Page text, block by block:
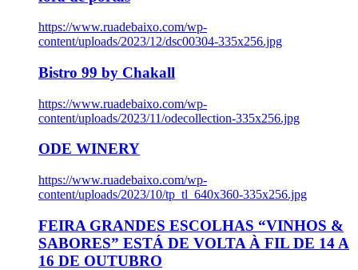
https://www.ruadebaixo.com/wp-
content/uploads/2023/12/dsc00304-335x256.jpg
Bistro 99 by Chakall
https://www.ruadebaixo.com/wp-
content/uploads/2023/11/odecollection-335x256.jpg
ODE WINERY
https://www.ruadebaixo.com/wp-
content/uploads/2023/10/tp_tl_640x360-335x256.jpg
FEIRA GRANDES ESCOLHAS “VINHOS &
SABORES” ESTÁ DE VOLTA À FIL DE 14 A
16 DE OUTUBRO